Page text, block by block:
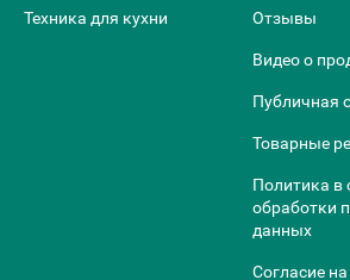
Техника для кухни Отзывы
Видео о
Публичная
Товарные
Политика в
обработки
данных
Согласие